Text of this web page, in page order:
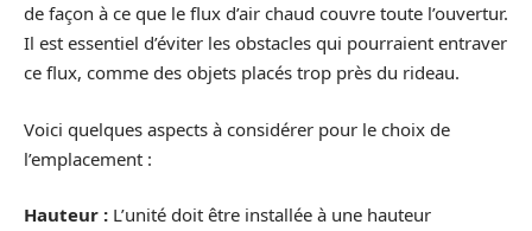
de façon à ce que le flux d’air chaud couvre toute l’ouvertur.
Il est essentiel d’éviter les obstacles qui pourraient entraver
ce flux, comme des objets placés trop près du rideau.
Voici quelques aspects à considérer pour le choix de
l’emplacement :
Hauteur : L’unité doit être installée à une hauteur